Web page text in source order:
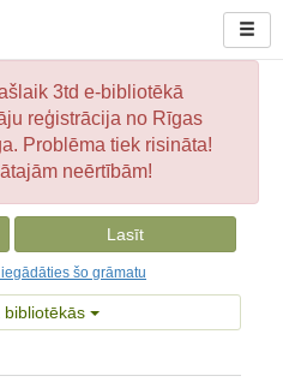
3td e-bibliotēkā
reģistrācija no Rīgas
Problēma tiek risināta!
neērtībām!
Lasīt
šo grāmatu
bibliotēkās